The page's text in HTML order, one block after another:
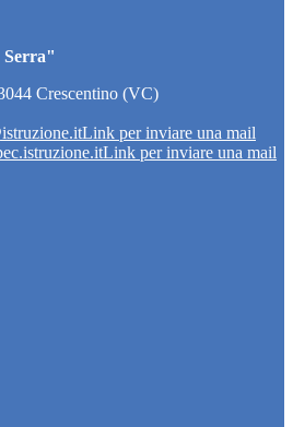
Serra"
Crescentino (VC)
Link per inviare una mail
Link per inviare una mail